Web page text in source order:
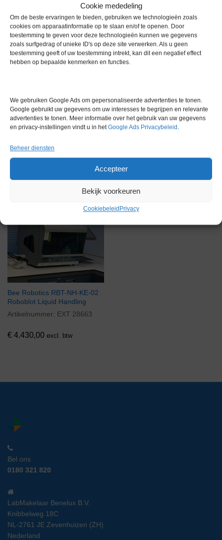
Cookie mededeling
Om de beste ervaringen te bieden, gebruiken we technologieën zoals
cookies om apparaatinformatie op te slaan en/of te openen. Door
toestemming te geven voor deze technologieën kunnen we gegevens
zoals surfgedrag of unieke ID's op deze site verwerken. Als u geen
toestemming geeft of uw toestemming intrekt, kan dit een negatief effect
hebben op bepaalde kenmerken en functies.
We gebruiken Google Ads om gepersonaliseerde advertenties te tonen.
Google gebruikt uw gegevens om uw interesses te begrijpen en relevante
advertenties te tonen. Meer informatie over het gebruik van uw gegevens
en privacy-instellingen vindt u in hetGoogle Ads Privacybeleid .
Beheer diensten
Accepteer
Bekijk voorkeuren
Cookiebeleid Privacy
Extra informatie
Gewicht 0,0 kg
Merk Biomérieux
Gerelateerde producten
Via bemiddeling
Bee Robotics RBT-NH-KE-02
Roboblot Liquid Handling
Artikelnummer: EXT 28663
€ 4.430,00 excl. btw
Bel ons
0180 321 820
LabMakelaar Benelux B.V.
Knibbelweg 18C
NL-2761 JE Zevenhuizen (ZH)
Nederland